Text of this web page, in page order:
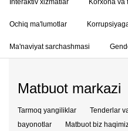
Interaktiv xizmatlar Korxona va
Ochiq ma'lumotlar
Ma'naviyat sarchashmasi
Matbuot markazi
Tarmoq yangiliklar Tenderlar
bayonotlar
Matbuot biz